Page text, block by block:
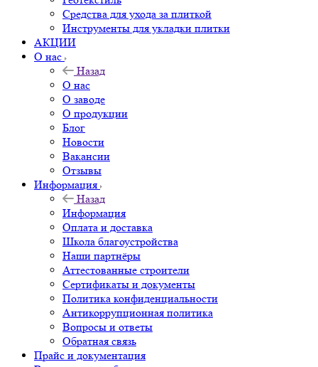
Средства для ухода за плиткой
Инструменты для укладки плитки
АКЦИИ
О нас
Назад
О нас
О заводе
О продукции
Блог
Новости
Вакансии
Отзывы
Информация
Назад
Информация
Оплата и доставка
Школа благоустройства
Наши партнёры
Аттестованные строители
Сертификаты и документы
Политика конфиденциальности
Антикоррупционная политика
Вопросы и ответы
Обратная связь
Прайс и документация